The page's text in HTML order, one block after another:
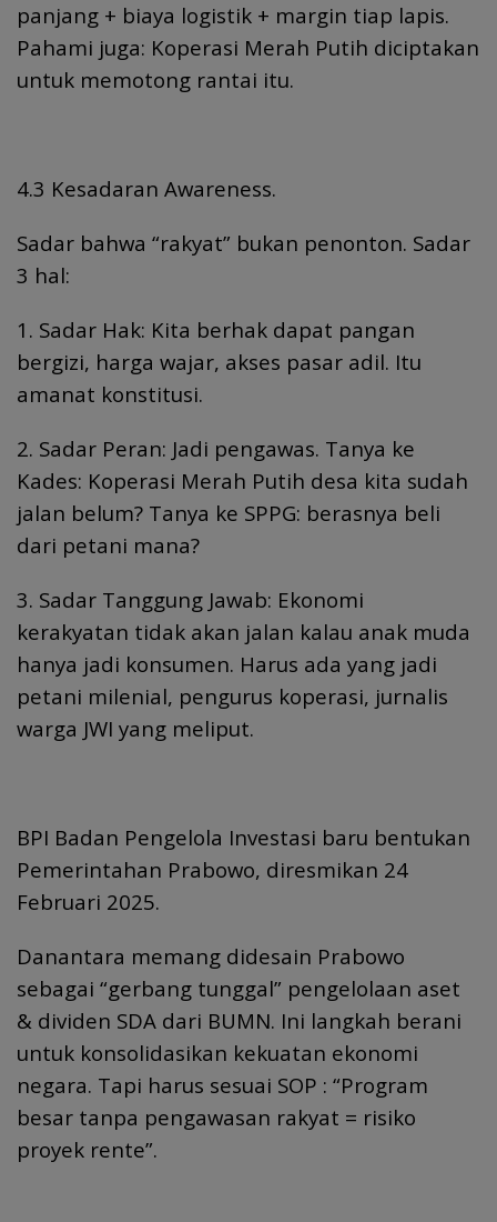
panjang + biaya logistik + margin tiap lapis.
Pahami juga: Koperasi Merah Putih diciptakan
untuk memotong rantai itu.
4.3 Kesadaran Awareness.
Sadar bahwa “rakyat” bukan penonton. Sadar
3 hal:
1. Sadar Hak: Kita berhak dapat pangan
bergizi, harga wajar, akses pasar adil. Itu
amanat konstitusi.
2. Sadar Peran: Jadi pengawas. Tanya ke
Kades: Koperasi Merah Putih desa kita sudah
jalan belum? Tanya ke SPPG: berasnya beli
dari petani mana?
3. Sadar Tanggung Jawab: Ekonomi
kerakyatan tidak akan jalan kalau anak muda
hanya jadi konsumen. Harus ada yang jadi
petani milenial, pengurus koperasi, jurnalis
warga JWI yang meliput.
BPI Badan Pengelola Investasi baru bentukan
Pemerintahan Prabowo, diresmikan 24
Februari 2025.
Danantara memang didesain Prabowo
sebagai “gerbang tunggal” pengelolaan aset
& dividen SDA dari BUMN. Ini langkah berani
untuk konsolidasikan kekuatan ekonomi
negara. Tapi harus sesuai SOP : “Program
besar tanpa pengawasan rakyat = risiko
proyek rente”.